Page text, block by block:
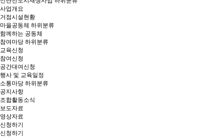
사업개요
거점시설현황
마을공동체 하위분류
함께하는 공동체
참여마당 하위분류
교육신청
참여신청
공간대여신청
행사 및 교육일정
소통마당 하위분류
공지사항
조합활동소식
보도자료
영상자료
신청하기
신청하기